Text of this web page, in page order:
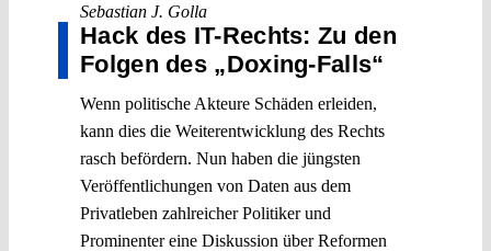
Sebastian J. Golla
Hack des IT-Rechts: Zu den
Folgen des „Doxing-Falls“
Wenn politische Akteure Schäden erleiden,
kann dies die Weiterentwicklung des Rechts
rasch befördern. Nun haben die jüngsten
Veröffentlichungen von Daten aus dem
Privatleben zahlreicher Politiker und
Prominenter eine Diskussion über Reformen